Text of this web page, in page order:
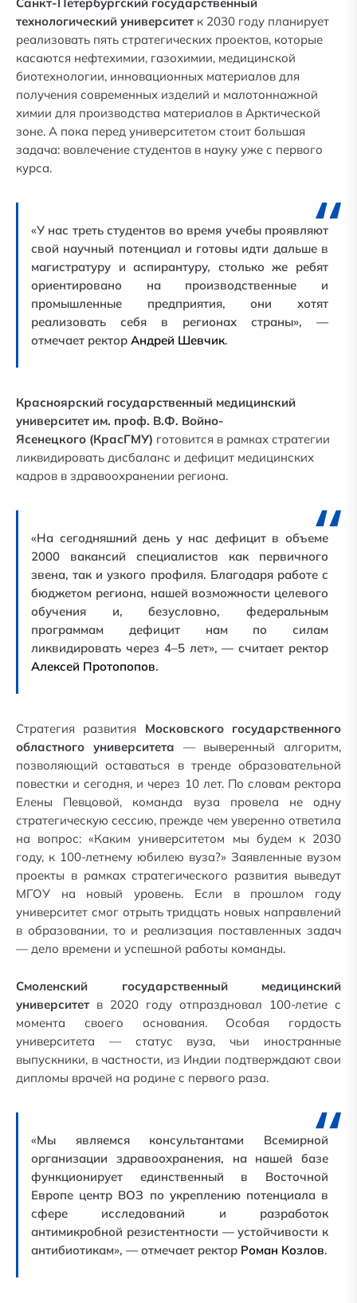
технологический университет к 2030 году планирует
реализовать пять стратегических проектов, которые
касаются нефтехимии, газохимии, медицинской
биотехнологии, инновационных материалов для
получения современных изделий и малотоннажной
химии для производства материалов в Арктической
зоне. А пока перед университетом стоит большая
задача: вовлечение студентов в науку уже с первого
курса.
«У нас треть студентов во время учебы проявляют
свой научный потенциал и готовы идти дальше в
магистратуру и аспирантуру, столько же ребят
ориентировано на производственные и
промышленные предприятия, они хотят
реализовать себя в регионах страны», —
отмечает ректор Андрей Шевчик.
Красноярский государственный медицинский
университет им. проф. В.Ф. Войно-
Ясенецкого (КрасГМУ) готовится в рамках стратегии
ликвидировать дисбаланс и дефицит медицинских
кадров в здравоохранении региона.
«На сегодняшний день у нас дефицит в объеме
2000 вакансий специалистов как первичного
звена, так и узкого профиля. Благодаря работе с
бюджетом региона, нашей возможности целевого
обучения и, безусловно, федеральным
программам дефицит нам по силам
ликвидировать через 4–5 лет», — считает ректор
Алексей Протопопов.
Стратегия развития Московского государственного
областного университета — выверенный алгоритм,
позволяющий оставаться в тренде образовательной
повестки и сегодня, и через 10 лет. По словам ректора
Елены Певцовой, команда вуза провела не одну
стратегическую сессию, прежде чем уверенно ответила
на вопрос: «Каким университетом мы будем к 2030
году, к 100-летнему юбилею вуза?» Заявленные вузом
проекты в рамках стратегического развития выведут
МГОУ на новый уровень. Если в прошлом году
университет смог отрыть тридцать новых направлений
в образовании, то и реализация поставленных задач
— дело времени и успешной работы команды.
Смоленский государственный медицинский
университетв 2020 году отпраздновал 100-летие с
момента своего основания. Особая гордость
университета — статус вуза, чьи иностранные
выпускники, в частности, из Индии подтверждают свои
дипломы врачей на родине с первого раза.
«Мы являемся консультантами Всемирной
организации здравоохранения, на нашей базе
функционирует единственный в Восточной
Европе центр ВОЗ по укреплению потенциала в
сфере исследований и разработок
антимикробной резистентности — устойчивости к
антибиотикам», — отмечает ректор Роман Козлов.